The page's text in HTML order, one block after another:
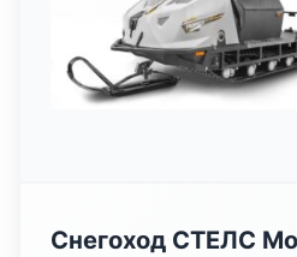
Снегоход СТЕЛС